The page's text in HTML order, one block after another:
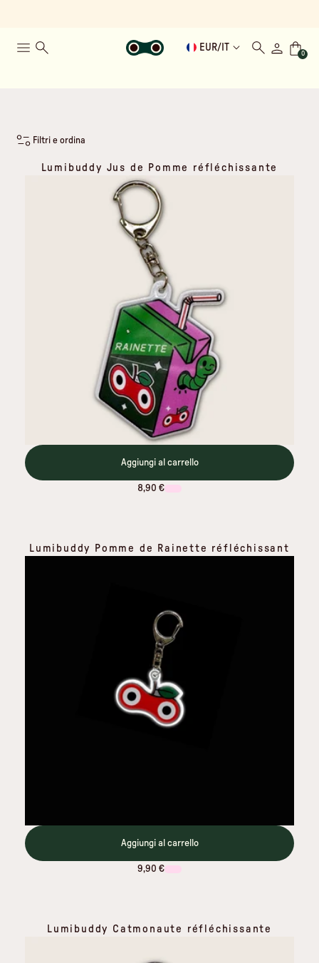
EUR/ IT
0
Filtri e ordina
Lumibuddy Jus de Pomme réfléchissante
Aggiungi al carrello
8,90 €
Lumibuddy Pomme de Rainette réfléchissant
Aggiungi al carrello
9,90 €
Lumibuddy Catmonaute réfléchissante